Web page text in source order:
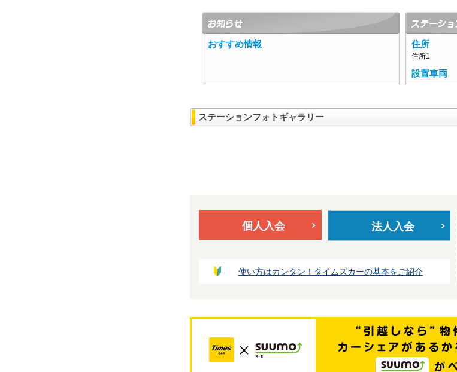
おすすめ情報 住所
住所1
設置車両
ステーションフォトギャラリー
個人入会 法人入会
使い方はカンタン！タイムズカーの基本をご紹介